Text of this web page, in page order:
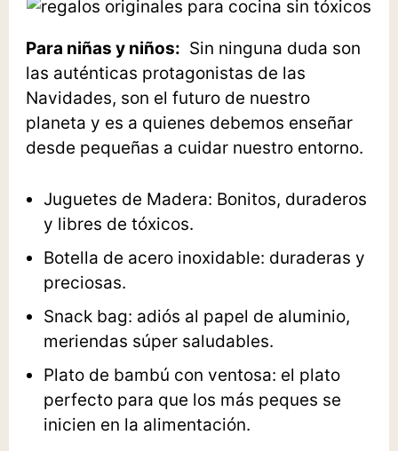
Para niñas y niños: Sin ninguna duda son
las auténticas protagonistas de las
Navidades, son el futuro de nuestro
planeta y es a quienes debemos enseñar
desde pequeñas a cuidar nuestro entorno.
Juguetes de Madera: Bonitos, duraderos
y libres de tóxicos.
Botella de acero inoxidable: duraderas y
preciosas.
Snack bag: adiós al papel de aluminio,
meriendas súper saludables.
Plato de bambú con ventosa: el plato
perfecto para que los más peques se
inicien en la alimentación.